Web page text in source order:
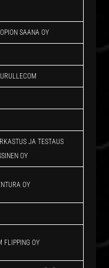
SAANA OY
JA TESTAUS
OY
OY
FLIPPING OY